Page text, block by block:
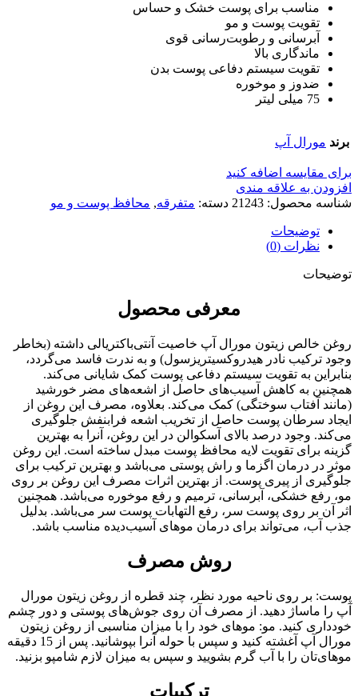
مناسب برای پوست خشک و حساس
تقویت پوست و مو
آبرسانی و رطوبت‌رسانی قوی
ماندگاری بالا
تقویت سیستم دفاعی پوست بدن
ضدوز و موخوره
75 میلی لیتر
برند مورال آپ
برای مقایسه اضافه کنید
افزودن به علاقه مندی
شناسه محصول: 21243 دسته: متفرقه, محافظ پوست و مو
توضیحات
نظرات (0)
توضیحات
معرفی محصول
روغن خالص زیتون مورال آپ خاصیت آنتی‌باکتریالی داشته (بخاطر
وجود ترکیب نادر هیدروکسی‎تریزسول) و به ندرت فاسد می‌گردد،
بنابراین به تقویت سیستم دفاعی پوست کمک شایانی می‌کند.
همچنین به کاهش آسیب‌های حاصل از اشعه‌های مضر خورشید
(مانند آفتاب سوختگی) کمک می‌کند. بعلاوه، مصرف این روغن از
ایجاد سرطان پوست حاصل از تخریب اشعه فرابنفش جلوگیری
می‌کند. وجود درصد بالای آسکوالن در این روغن، آنرا به بهترین
گزینه برای تقویت لایه محافظ پوست مبدل ساخته است. این روغن
موثر در درمان اگزما و راش پوستی می‌باشد و بهترین ترکیب برای
جلوگیری از پیری پوست. از بهترین اثرات مصرف این روغن بر روی
مو، رفع خشکی، آبرسانی، ترمیم و رفع موخوره می‌باشد. همچنین
اثر آن بر روی پوست سر، رفع التهابات پوست سر می‌باشد. بدلیل
جذب آب، می‌تواند برای درمان موهای آسیب‌دیده مناسب باشد.
روش مصرف
پوست: بر روی ناحیه مورد نظر، چند قطره از روغن زیتون مورال
آپ را ماساژ دهید. از مصرف آن روی جوش‌های پوستی و دور چشم
خودداری کنید. مو: موهای خود را با میزان مناسبی از روغن زیتون
مورال آپ آغشته کنید و سپس با حوله آنرا بپوشانید. پس از 15 دقیقه
موهای‌تان را با آب گرم بشویید و سپس به میزان لازم شامپو بزنید.
ترکیبات